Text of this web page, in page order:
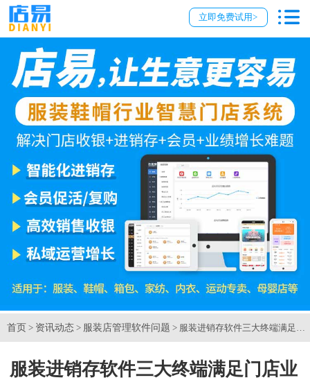
立即免费试用>
首页 > 资讯动态 > 服装店管理软件问题 > 服装进销存软件三大终端满足门
服装进销存软件三大终端满足门店业